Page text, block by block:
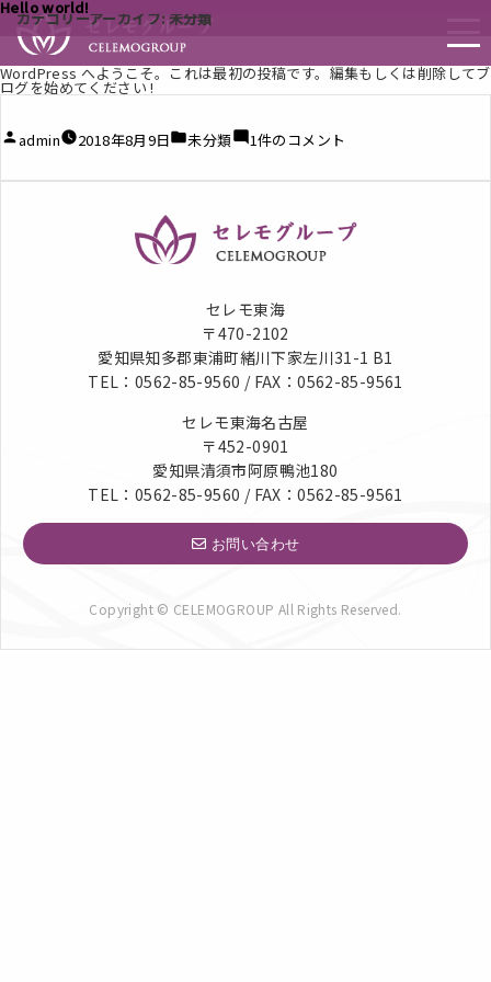
カテゴリーアーカイブ: 未分類
Hello world!
WordPress へようこそ。これは最初の投稿です。編集もしくは削除してブ
ログを始めてください !
投
稿
admin 2018年8月9日 カ
テ
リ
未分類 Hello
world!
の
1件のコメント
セレモ東海
〒470-2102
愛知県知多郡東浦町緒川下家左川31-1 B1
TEL：0562-85-9560 / FAX：0562-85-9561
セレモ東海名古屋
〒452-0901
愛知県清須市阿原鴨池180
TEL：0562-85-9560 / FAX：0562-85-9561
お問い合わせ
Copyright © CELEMOGROUP All Rights Reserved.